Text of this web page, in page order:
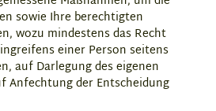
sowie Ihre berechtigten
wozu mindestens das Recht
einer Person seitens
auf Darlegung des eigenen
Anfechtung der Entscheidung